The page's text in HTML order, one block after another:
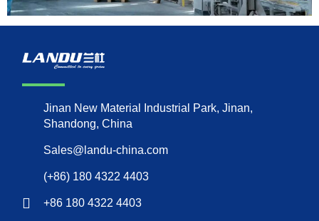
Jinan New Material Industrial Park, Jinan,
Shandong, China
Sales@landu-china.com
(+86) 180 4322 4403
+86 180 4322 4403